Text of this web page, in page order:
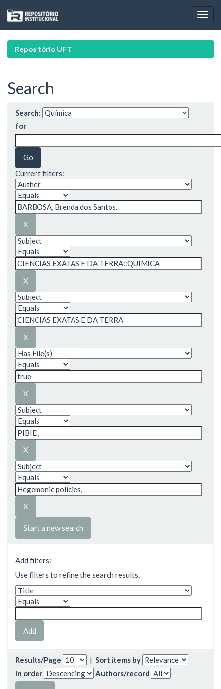
navigation
Repositório UFT
Search
Search:
for
Current filters:
Start a new search
Add filters:
Use filters to refine the search results.
Results/Page | Sort items by
In order
Authors/record